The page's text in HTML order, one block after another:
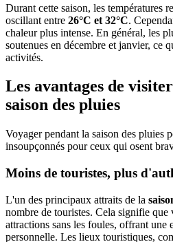
Durant cette saison, les températures
oscillant entre 26°C et 32°C.
chaleur plus intense. En général, les
soutenues en décembre et janvier, ce
activités.
Les avantages de
saison des pluies
Voyager pendant la saison des pluies
insoupçonnés pour ceux qui osent
Moins de touristes, plus
L'un des principaux attraits de la
nombre de touristes. Cela signifie que
attractions sans les foules, offrant une
personnelle. Les lieux touristiques,